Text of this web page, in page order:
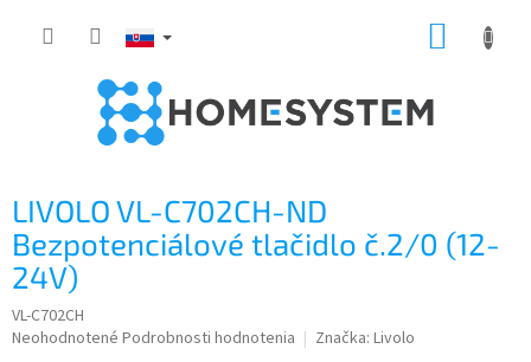
LIVOLO VL-C702CH-ND
Bezpotenciálové tlačidlo č.2/0 (12-
24V)
VL-C702CH
Priemerné
Neohodnotené Podrobnosti hodnotenia Značka: Livolo